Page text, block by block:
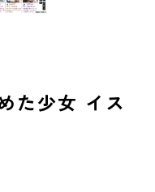
た少女 イス